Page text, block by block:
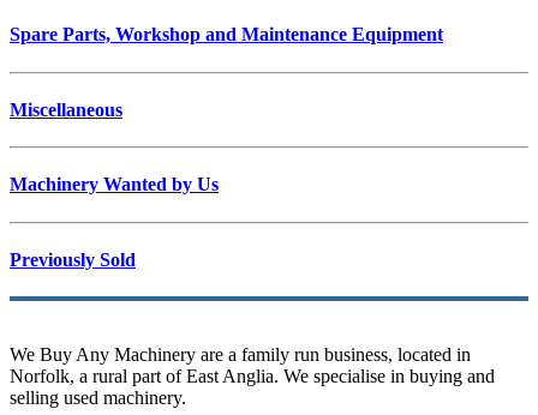
Spare Parts, Workshop and Maintenance Equipment
Miscellaneous
Machinery Wanted by Us
Previously Sold
We Buy Any Machinery are a family run business, located in
Norfolk, a rural part of East Anglia. We specialise in buying and
selling used machinery.